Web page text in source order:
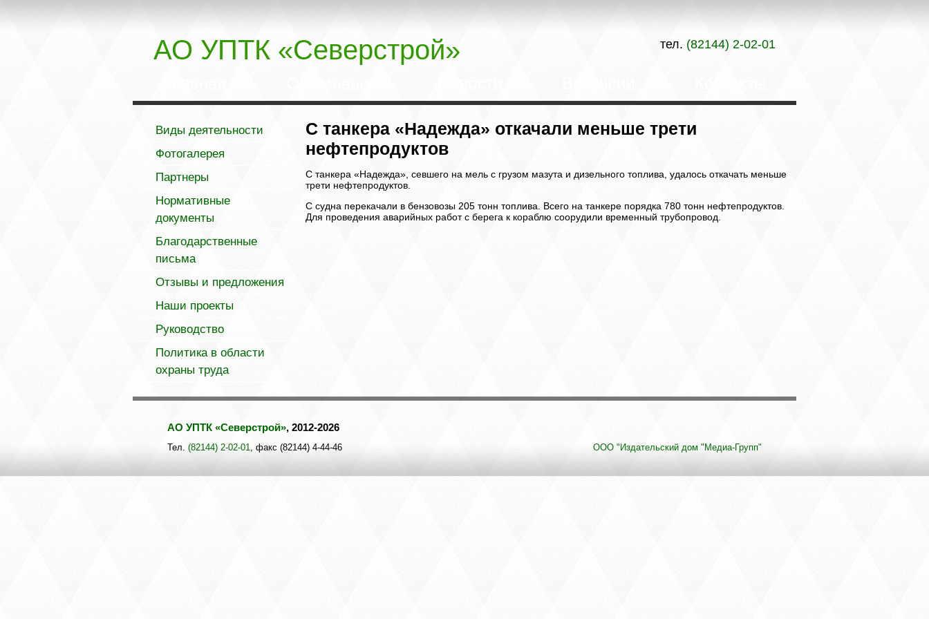
АО УПТК «Северстрой» тел. (82144) 2-02-01
Виды деятельности
Фотогалерея
Партнеры
Нормативные
документы
Благодарственные
письма
Отзывы и предложения
Наши проекты
Руководство
Политика в области
охраны труда
С танкера «Надежда» откачали меньше трети
нефтепродуктов
С танкера «Надежда», севшего на мель с грузом мазута и дизельного топлива, удалось откачать меньше
трети нефтепродуктов.
С судна перекачали в бензовозы 205 тонн топлива. Всего на танкере порядка 780 тонн нефтепродуктов.
Для проведения аварийных работ с берега к кораблю соорудили временный трубопровод.
АО УПТК «Северстрой», 2012-2026
Тел. (82144) 2-02-01, факс (82144) 4-44-46 ООО "Издательский дом "Медиа-Групп"